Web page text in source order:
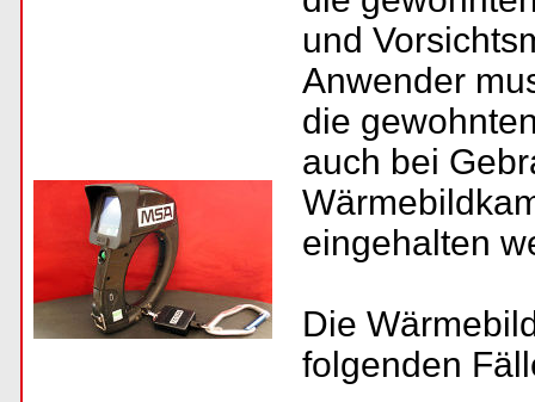
und
Anwender
die
auch bei
eingehalten
Die
folgenden